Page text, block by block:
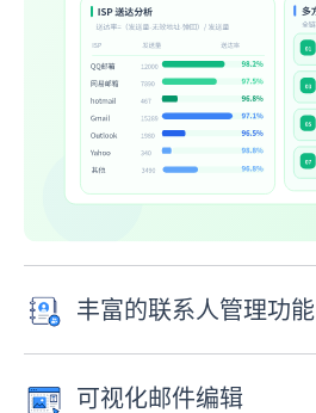
丰富的联系人管理功能
可视化邮件编辑